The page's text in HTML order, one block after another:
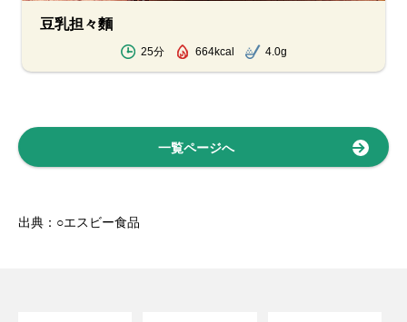
豆乳担々麵
25分 664kcal 4.0g
一覧ページへ
出典：○エスビー食品